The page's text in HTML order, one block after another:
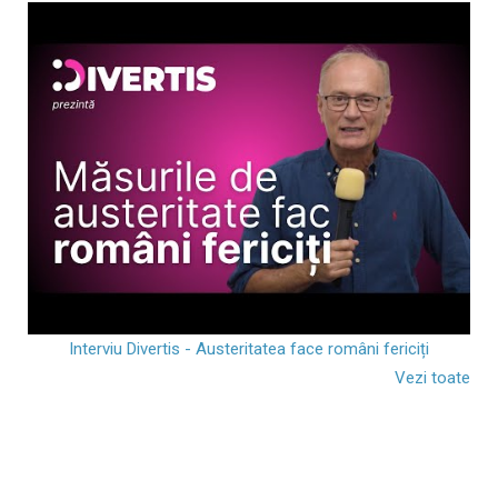
Interviu Divertis - Austeritatea face români fericiți
Vezi toate